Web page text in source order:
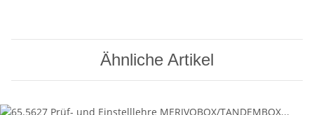
Ähnliche Artikel